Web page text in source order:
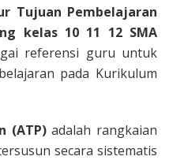
Tujuan Pembelajaran
kelas 10 11 12 SMA
referensi guru untuk
pada Kurikulum
(ATP)adalah rangkaian
secara sistematis